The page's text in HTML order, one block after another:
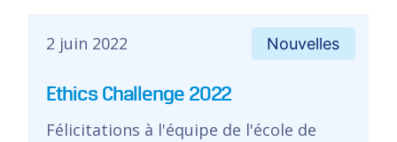
Nouvelles
2 juin 2022
Ethics Challenge 2022
Félicitations à l'équipe de l'école de